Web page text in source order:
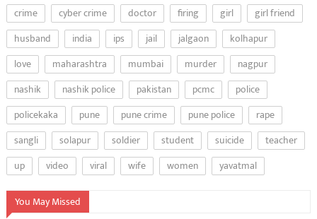
crime
cyber crime doctor firing girl
girl friend
husband
india ips jail jalgaon
kolhapur
love
maharashtra mumbai murder
nagpur
nashik
nashik police pakistan pcmc
police
policekaka
pune pune crime pune police
rape
sangli
solapur soldier student suicide
teacher
up
video viral wife women yavatmal
You May Missed